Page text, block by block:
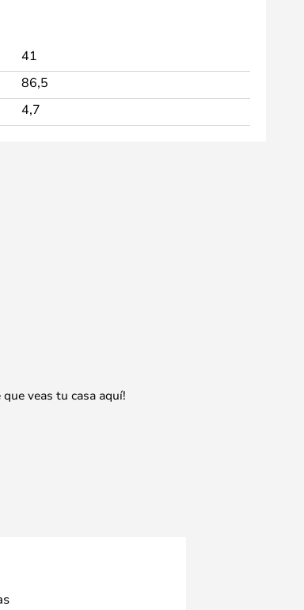
41
86,5
4,7
veas tu casa aquí!